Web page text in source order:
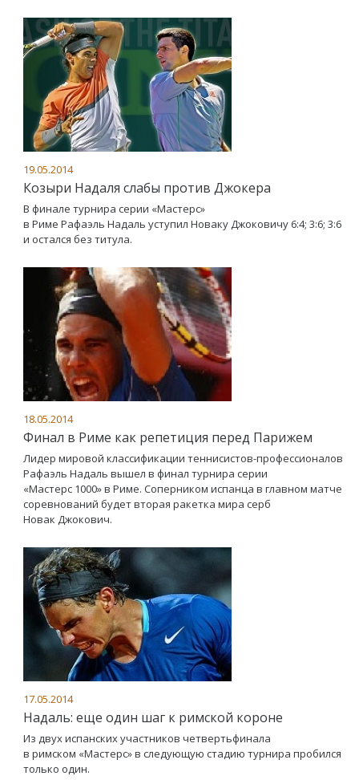
19.05.2014
Козыри Надаля слабы против Джокера
В финале турнира серии «Мастерс»
в Риме Рафаэль Надаль уступил Новаку Джоковичу 6:4; 3:6; 3:6
и остался без титула.
18.05.2014
Финал в Риме как репетиция перед Парижем
Лидер мировой классификации теннисистов-профессионалов
Рафаэль Надаль вышел в финал турнира серии
«Мастерс 1000» в Риме. Соперником испанца в главном матче
соревнований будет вторая ракетка мира серб
Новак Джокович.
17.05.2014
Надаль: еще один шаг к римской короне
Из двух испанских участников четвертьфинала
в римском «Мастерс» в следующую стадию турнира пробился
только один.